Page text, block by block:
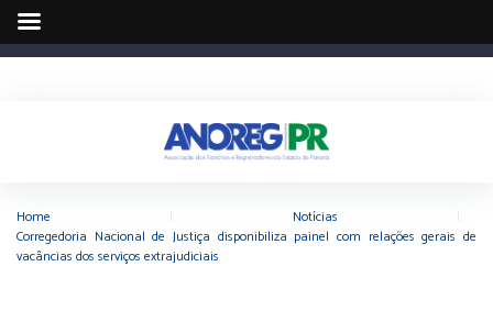
Home Notícias
Corregedoria Nacional de Justiça disponibiliza painel com relações gerais de
vacâncias dos serviços extrajudiciais